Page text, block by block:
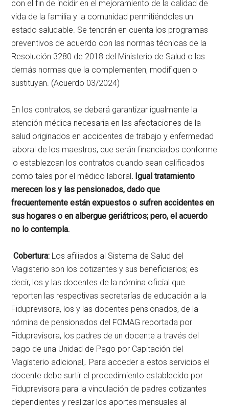
con el fin de incidir en el mejoramiento de la calidad de
vida de la familia y la comunidad permitiéndoles un
estado saludable. Se tendrán en cuenta los programas
preventivos de acuerdo con las normas técnicas de la
Resolución 3280 de 2018 del Ministerio de Salud o las
demás normas que la complementen, modifiquen o
sustituyan. (Acuerdo 03/2024)
En los contratos, se deberá garantizar igualmente la
atención médica necesaria en las afectaciones de la
salud originados en accidentes de trabajo y enfermedad
laboral de los maestros, que serán financiados conforme
lo establezcan los contratos cuando sean calificados
como tales por el médico laboral. Igual tratamiento
merecen los y las pensionados, dado que
frecuentemente están expuestos o sufren accidentes en
sus hogares o en albergue geriátricos; pero, el acuerdo
no lo contempla.
Cobertura: Los afiliados al Sistema de Salud del
Magisterio son los cotizantes y sus beneficiarios; es
decir, los y las docentes de la nómina oficial que
reporten las respectivas secretarías de educación a la
Fiduprevisora, los y las docentes pensionados, de la
nómina de pensionados del FOMAG reportada por
Fiduprevisora, los padres de un docente a través del
pago de una Unidad de Pago por Capitación del
Magisterio adicional,. Para acceder a estos servicios el
docente debe surtir el procedimiento establecido por
Fiduprevisora para la vinculación de padres cotizantes
dependientes y realizar los aportes mensuales al